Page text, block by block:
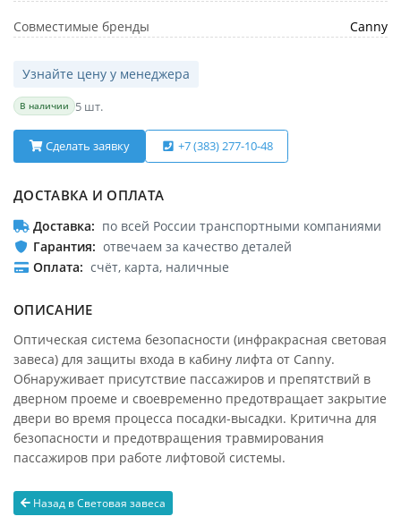
Совместимые бренды Canny
Узнайте цену у менеджера
В наличии 5 шт.
Сделать заявку +7 (383) 277-10-48
ДОСТАВКА И ОПЛАТА
Доставка
по всей России транспортными компаниями
Гарантия
отвечаем за качество деталей
Оплата
счёт, карта, наличные
ОПИСАНИЕ
Оптическая система безопасности (инфракрасная световая
завеса) для защиты входа в кабину лифта от Canny.
Обнаруживает присутствие пассажиров и препятствий в
дверном проеме и своевременно предотвращает закрытие
двери во время процесса посадки-высадки. Критична для
безопасности и предотвращения травмирования
пассажиров при работе лифтовой системы.
Назад в Световая завеса